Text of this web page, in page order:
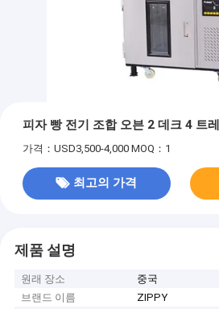
피자 빵 전기 조합 오븐 2 데크 4 트
가격：USD3,500-4,000 MOQ：1
최고의 가격
제품 설명
원래 장소
중국
브랜드 이름
ZIPPY